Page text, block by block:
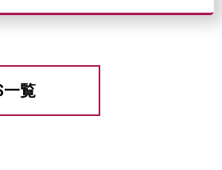
一覧